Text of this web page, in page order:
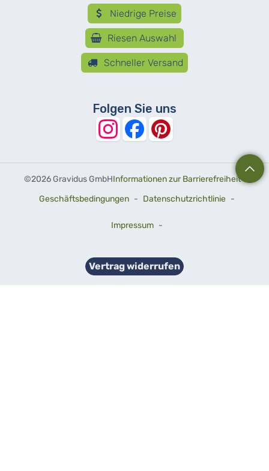
Niedrige Preise
Riesen Auswahl
Schneller Versand
Folgen Sie uns
©2026 Gravidus GmbHInformationen zur Barrierefreiheit-
Geschäftsbedingungen - Datenschutzrichtlinie -
Impressum -
Vertrag widerrufen